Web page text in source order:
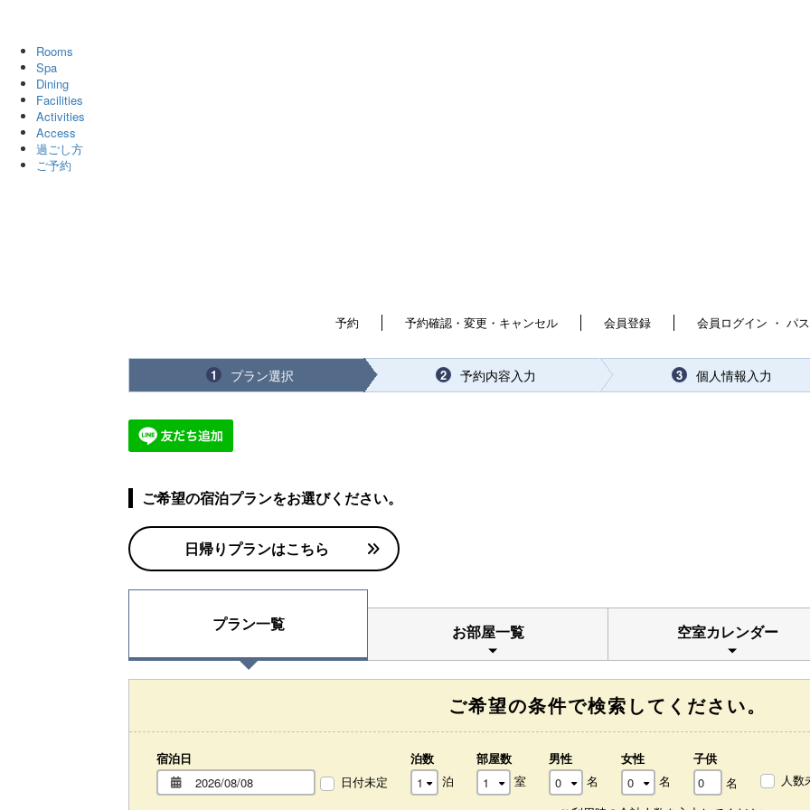
Rooms
Spa
Dining
Facilities
Activities
Access
過ごし方
ご予約
予約 予約確認・変更・キャンセル 会員登録 会員ログイン ・ パ
1 プラン選択 2 予約内容入力 3 個人情報入力
ご希望の宿泊プランをお選びください。
日帰りプランはこちら
プラン一覧 お部屋一覧 空室カレンダー
ご希望の条件で検索してください。
宿泊日
日付未定
泊数
泊
部屋数
室
男性
名
女性
名
子供
名
人数